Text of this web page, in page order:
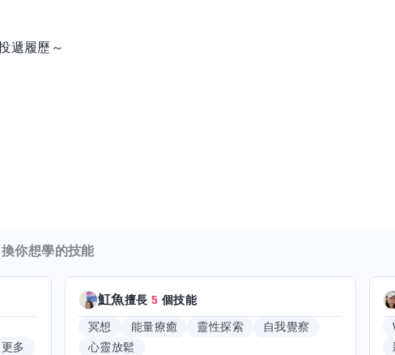
遞履歷～
你想學的技能
更多
魟魚擅長5 個技能
冥想 能量療癒 靈性探索
自我覺察
心靈放鬆